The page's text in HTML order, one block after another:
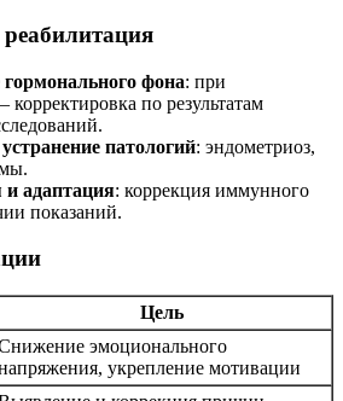
гормонального фона: при
по результатам
патологий: эндометриоз,
адаптация: коррекция иммунного
показаний.
Цель
эмоционального
укрепление мотивации